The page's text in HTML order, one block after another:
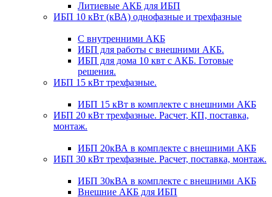
Литиевые АКБ для ИБП
ИБП 10 кВт (кВА) однофазные и трехфазные
С внутренними АКБ
ИБП для работы с внешними АКБ.
ИБП для дома 10 квт с АКБ. Готовые
решения.
ИБП 15 кВт трехфазные.
ИБП 15 кВт в комплекте с внешними АКБ
ИБП 20 кВт трехфазные. Расчет, КП, поставка,
монтаж.
ИБП 20кВА в комплекте с внешними АКБ
ИБП 30 кВт трехфазные. Расчет, поставка, монтаж.
ИБП 30кВА в комплекте с внешними АКБ
Внешние АКБ для ИБП